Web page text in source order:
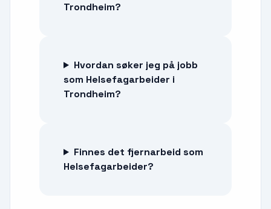
Trondheim?
Hvordan søker jeg på jobb
som Helsefagarbeider i
Trondheim?
Finnes det fjernarbeid som
Helsefagarbeider?